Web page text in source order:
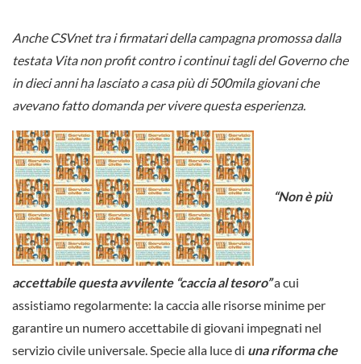
Anche CSVnet tra i firmatari della campagna promossa dalla
testata Vita non profit contro i continui tagli del Governo che
in dieci anni ha lasciato a casa più di 500mila giovani che
avevano fatto domanda per vivere questa esperienza.
“Non è più
accettabile questa avvilente “caccia al tesoro”a cui
assistiamo regolarmente: la caccia alle risorse minime per
garantire un numero accettabile di giovani impegnati nel
servizio civile universale. Specie alla luce di una riforma che